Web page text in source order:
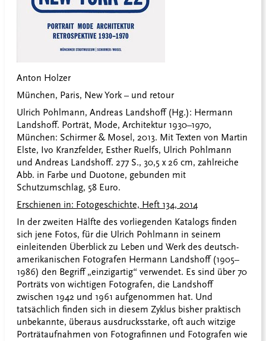
Anton Holzer
München, Paris, New York – und retour
Ulrich Pohlmann, Andreas Landshoff (Hg.): Hermann
Landshoff. Porträt, Mode, Architektur 1930–1970,
München: Schirmer & Mosel, 2013. Mit Texten von Martin
Elste, Ivo Kranzfelder, Esther Ruelfs, Ulrich Pohlmann
und Andreas Landshoff. 277 S., 30,5 x 26 cm, zahlreiche
Abb. in Farbe und Duotone, gebunden mit
Schutzumschlag, 58 Euro.
Erschienen in: Fotogeschichte, Heft 134, 2014
In der zweiten Hälfte des vorliegenden Katalogs finden
sich jene Fotos, für die Ulrich Pohlmann in seinem
einleitenden Überblick zu Leben und Werk des deutsch-
amerikanischen Fotografen Hermann Landshoff (1905–
1986) den Begriff „einzigartig“ verwendet. Es sind über 70
Porträts von wichtigen Fotografen, die Landshoff
zwischen 1942 und 1961 aufgenommen hat. Und
tatsächlich finden sich in diesem Zyklus bisher praktisch
unbekannte, überaus ausdrucksstarke, oft auch witzige
Porträtaufnahmen von Fotografinnen und Fotografen wie